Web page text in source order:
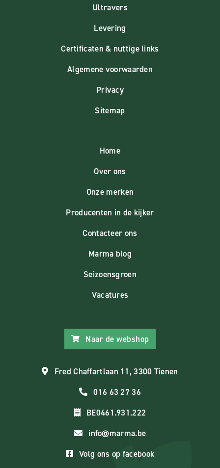
Ultravers
Levering
Certificaten & nuttige links
Algemene voorwaarden
Privacy
Sitemap
Home
Over ons
Onze merken
Producenten in de kijker
Contacteer ons
Marma blog
Seizoensgroen
Vacatures
Naar de webshop
Fred Chaffartlaan 11, 3300 Tienen
016 63 27 36
BE0461.931.222
info@marma.be
Volg ons op facebook